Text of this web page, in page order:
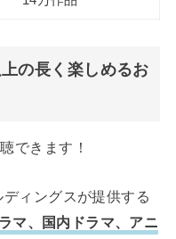
の長く楽しめるお
できます！
ィングスが提供する
マ、国内ドラマ、アニ